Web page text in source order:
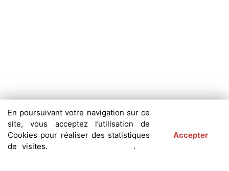
En poursuivant votre navigation sur ce
site, vous acceptez l’utilisation de
Cookies pour réaliser des statistiques
de visites.
.
Accepter